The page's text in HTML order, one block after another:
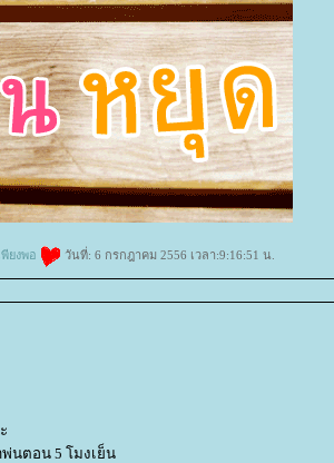
ยงพอ วันที่: 6 กรกฎาคม 2556 เวลา:9:16:51 น.
นตอน 5 โมงเย็น